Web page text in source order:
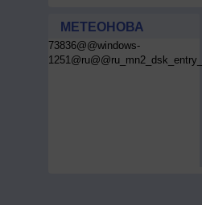
МЕТЕОНОВА
73836@@windows-